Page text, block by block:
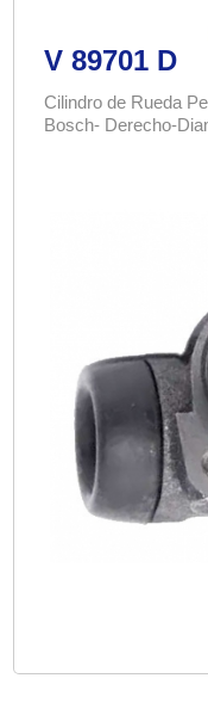
V 89701 D
Cilindro de Rueda
Bosch- Derecho-